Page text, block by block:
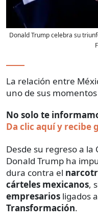
Donald Trump celebra su
La relación entre
uno de sus
No solo te
Da clic aquí y recibe
Desde su regreso a la
Donald Trump ha
dura contra el
cárteles mexicanos,
empresarios ligados
Transformación.